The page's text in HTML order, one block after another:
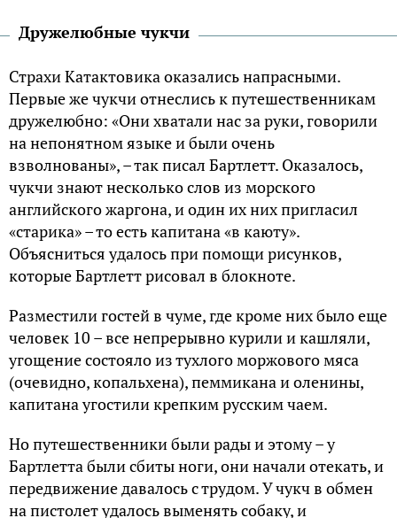
Дружелюбные чукчи
Страхи Катактовика оказались напрасными.
Первые же чукчи отнеслись к путешественникам
дружелюбно: «Они хватали нас за руки, говорили
на непонятном языке и были очень
взволнованы», – так писал Бартлетт. Оказалось,
чукчи знают несколько слов из морского
английского жаргона, и один их них пригласил
«старика» – то есть капитана «в каюту».
Объясниться удалось при помощи рисунков,
которые Бартлетт рисовал в блокноте.
Разместили гостей в чуме, где кроме них было еще
человек 10 – все непрерывно курили и кашляли,
угощение состояло из тухлого моржового мяса
(очевидно, копальхена), пеммикана и оленины,
капитана угостили крепким русским чаем.
Но путешественники были рады и этому – у
Бартлетта были сбиты ноги, они начали отекать, и
передвижение давалось с трудом. У чукч в обмен
на пистолет удалось выменять собаку, и